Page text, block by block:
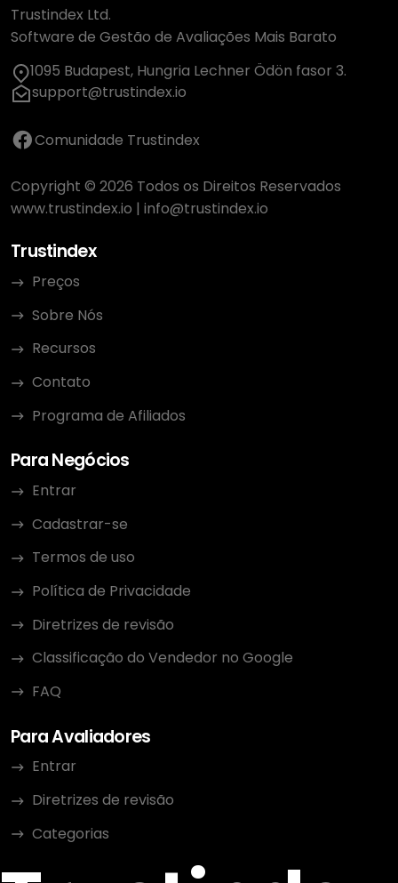
Trustindex Ltd.
Software de Gestão de Avaliações Mais Barato
1095 Budapest, Hungria Lechner Ödön fasor 3.
support@trustindex.io
Comunidade Trustindex
Copyright © 2026 Todos os Direitos Reservados
www.trustindex.io | info@trustindex.io
Trustindex
Preços
Sobre Nós
Recursos
Contato
Programa de Afiliados
Para Negócios
Entrar
Cadastrar-se
Termos de uso
Política de Privacidade
Diretrizes de revisão
Classificação do Vendedor no Google
FAQ
Para Avaliadores
Entrar
Diretrizes de revisão
Categorias